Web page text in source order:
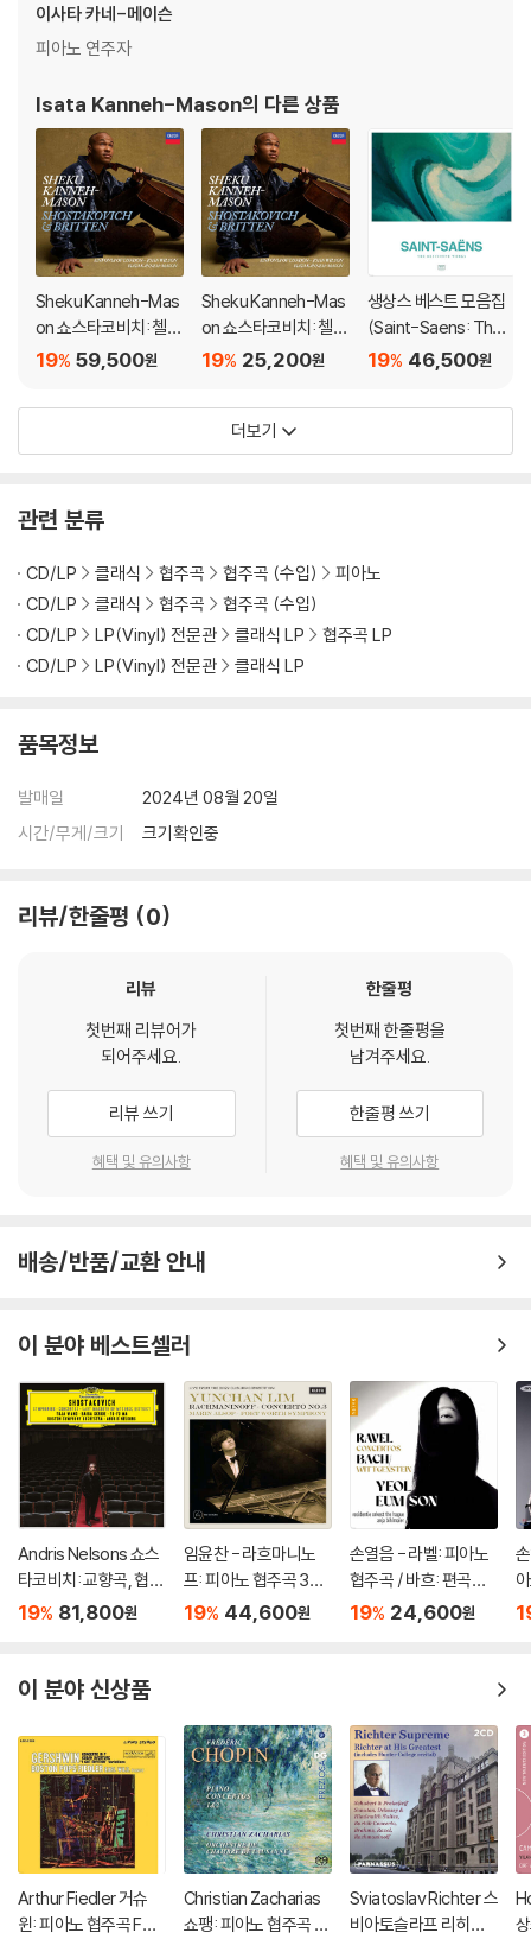
이사타 카네-메이슨
피아노 연주자
Isata Kanneh-Mason의 다른 상품
Sheku Kanneh-Mas
on 쇼스타코비치: 첼로
협주곡 2번 / 브리튼: 첼
vich: Cello Concerto
Sonata) [2LP]
59,500원
19%
Sheku Kanneh-Mas
on 쇼스타코비치: 첼로
협주곡 2번 / 브리튼: 첼
vich: Cello Concerto
No. 2 / Britten: Cello
Sonata)
25,200원
19%
생상스 베스트 모음집
(Saint-Saens: The
Definite Works) [컬
46,500원
19%
더보기
관련 분류
CD/LP 클래식 협주곡 협주곡 (수입)
피아노
CD/LP
클래식 협주곡
협주곡 (수입)
CD/LP
LP(Vinyl) 전문관 클래식 LP
협주곡 LP
CD/LP
LP(Vinyl) 전문관 클래식 LP
품목정보
발매일
2024년 08월 20일
시간/무게/크기
크기확인중
리뷰/한줄평 0
리뷰
첫번째 리뷰어가
되어주세요.
리뷰 쓰기
혜택 및 유의사항
한줄평
첫번째 한줄평을
남겨주세요.
한줄평 쓰기
혜택 및 유의사항
배송/반품/교환 안내
이 분야 베스트셀러
Andris Nelsons 쇼스
타코비치: 교향곡, 협주
곡 (Shostakovich: S
of Mtsensk District)
19% 81,800원
임윤찬 - 라흐마니노
프: 피아노 협주곡 3번
[반 클라이번 콩쿠르 실
19% 44,600원
손열음 - 라벨: 피아노
협주곡 / 바흐: 편곡집
(Ravel: Concertos /
19% 24,600원
이 분야 신상품
Arthur Fiedler 거슈
윈: 피아노 협주곡 F장
Christian Zacharias
쇼팽: 피아노 협주곡 제
Sviatoslav Richter 스
비아토슬라프 리히테